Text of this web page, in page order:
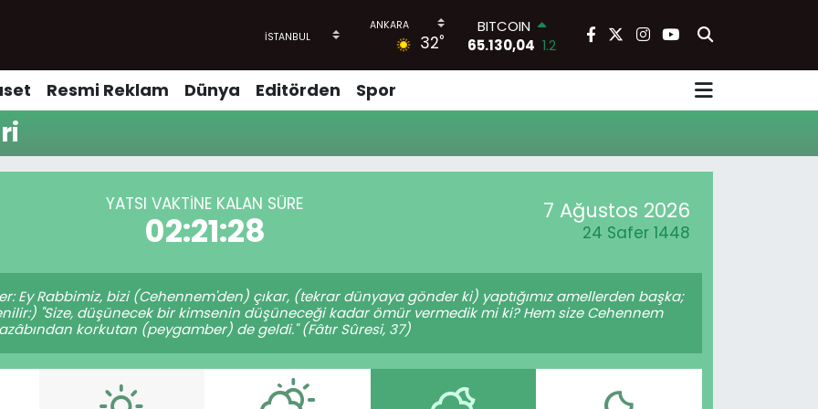
32°
BITCOIN
65.130,04 1.2
64,4046 0.35
2.12
Resmi Reklam Dünya Editörden Spor
YATSI VAKTINE KALAN SÜRE
02:21:28 7 Ağustos 2026
24 Safer 1448
Ey Rabbimiz, bizi (Cehennem'den) çıkar, (tekrar dünyaya gönder ki) yaptığımız amellerden başka;
"Size, düşünecek bir kimsenin düşüneceği kadar ömür vermedik mi ki? Hem size Cehennem
azâbından korkutan (peygamber) de geldi." (Fâtır Sûresi, 37)